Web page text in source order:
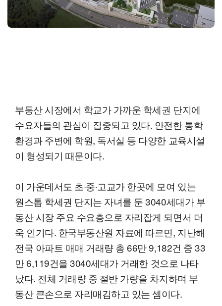
부동산 시장에서 학교가 가까운 학세권 단지에
수요자들의 관심이 집중되고 있다. 안전한 통학
환경과 주변에 학원, 독서실 등 다양한 교육시설
이 형성되기 때문이다.
이 가운데서도 초·중·고교가 한곳에 모여 있는
원스톱 학세권 단지는 자녀를 둔 3040세대가 부
동산 시장 주요 수요층으로 자리잡게 되면서 더
욱 인기다. 한국부동산원 자료에 따르면, 지난해
전국 아파트 매매 거래량 총 66만 9,182건 중 33
만 6,119건을 3040세대가 거래한 것으로 나타
났다. 전체 거래량 중 절반 가량을 차지하며 부
동산 큰손으로 자리매김하고 있는 셈이다.